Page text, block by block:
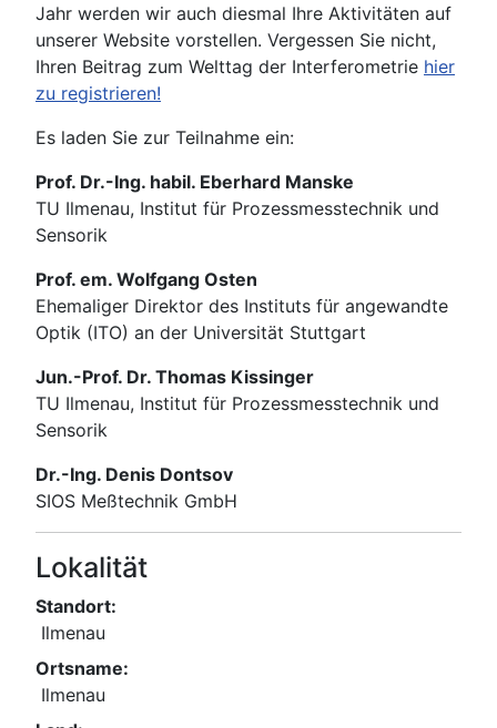
Jahr werden wir auch diesmal Ihre Aktivitäten auf
unserer Website vorstellen. Vergessen Sie nicht,
Ihren Beitrag zum Welttag der Interferometrie hier
zu registrieren!
Es laden Sie zur Teilnahme ein:
Prof. Dr.-Ing. habil. Eberhard Manske
TU Ilmenau, Institut für Prozessmesstechnik und
Sensorik
Prof. em. Wolfgang Osten
Ehemaliger Direktor des Instituts für angewandte
Optik (ITO) an der Universität Stuttgart
Jun.-Prof. Dr. Thomas Kissinger
TU Ilmenau, Institut für Prozessmesstechnik und
Sensorik
Dr.-Ing. Denis Dontsov
SIOS Meßtechnik GmbH
Lokalität
Standort:
Ilmenau
Ortsname:
Ilmenau